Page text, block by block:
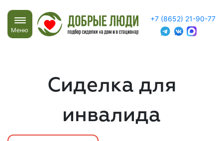
Меню
+7 (8652) 21-90-77
Сиделка для
инвалида